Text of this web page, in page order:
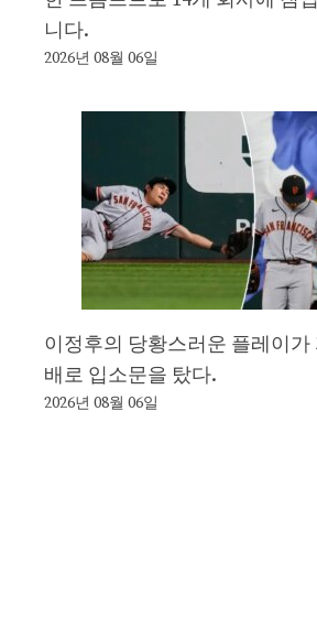
니다.
2026년 08월 06일
이정후의 당황스러운 플레이가
배로 입소문을 탔다.
2026년 08월 06일